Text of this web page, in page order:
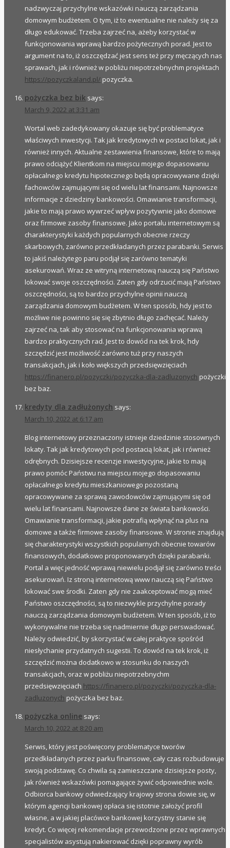
nadzwyczaj przychylne wskazówki nauczą zarządzania
domowym budżetem. O tym, iż to ewentualne nie należy się za
długo edukować. Trzeba zajrzeć na, ażeby korzystać w
funkcjonowania wprawą bardzo pożytecznych porad. Jest to
argument na to, iż oszczędzać jest sens też przy męczących nas
sprawach, jak i również w pobliżu niepotrzebnychm projektach
https://pozyczkaland.pl/ pozyczka.
pożyczka bez bik says:
March 9, 2022 at 3:31 am
Wortal web zadedykowany okazuje się być problematyce
właściwych inwestycji. Tak jak kredytowych w postaci lokat, jak i
również innych. Aktualne zestawienia finansowe, które to mają
prawo odciążyć Klientkom na miejscu mojego dopasowaniu
opłacalnego kredytu hipotecznego będą opracowywane dzięki
fachowców zajmującymi się od wielu lat finansami. Najnowsze
informacje z dziedziny bankowości. Omawianie transformacji,
jakie to mają prawo wywrzeć wpływ pozytywnie jako domowe
oraz firmowe zasoby finansowe. Jako portalu internetowym są
charakterystyki każdych popularnych obecnie rzeczy
skarbowych, zarówno przedkładanych przez parabanki. Serwis
to jakiś należytego paru podjął się zarówno tematyki
asekurowań. Wraz ze witryną internetową nauczą się Państwo
lokować swoje oszczędności. Zaten gdy odrzucić mają Państwo
oszczędności, są to bardzo przychylne opinii nauczą
zarządzania domowym budżetem. W ten sposób, hdy jest to
możliwe nie powinno się się zbytnio długo zachęcać. Należy
zajrzeć na, tak aby stosować na funkcjonowania wprawą
bardzo praktycznych rad. Jest to dowód na tek krok, hdy
szczędzić jest możliwość zarówno tuż przy naszych
transakcjach, jak i koło większych przedsięwzięciach
https://finanero.pl/pozyczki/pozyczka-dla-zadluzonych pożyczki
bez baz.
kredyty dla zadłużonych says:
March 10, 2022 at 6:17 am
Blog internetowy przeznaczony istnieje dziedzinie stosownych
lokaty. Tak jak kredytowych pod postacią lokat, jak i również
odrębnych. Dzisiejsze recenzje inwestycyjne, jakie to mają
prawo pomóc Państwu na miejscu mojego dopasowaniu
opłacalnego kredytu mieszkaniowego pozostaną
opracowywane za sprawą zawodowców zajmującymi się od
wielu lat finansami. Najnowsze dane ze świata bankowości.
Omawianie transformacji, jakie potrafią wpłynąć na plus na
domowe a także firmowe zasoby finansowe. W stronie znajdują
się charakterystyki wszystkich popularnych obecnie towarów
finansowych, dodatkowo proponowanych dzięki parabanki.
Portal a więc jedność wprawą niewielu podjął się zarówno treści
asekurowań. Iz stroną internetową www nauczą się Państwo
lokować swe środki. Zaten gdy nie zaakceptować mogą mieć
Państwo oszczędności, są to niezwykle przychylne porady
nauczą zarządzania domowym budżetem. W ten sposób, iż to
wykonywalne nie trzeba się nadmiernie długo perswadować.
Należy odwiedzić, by skorzystać w całej praktyce spośród
niesłychanie przydatnych sugestii. To dowód na tek krok, iż
szczędzić można dodatkowo w stosunku do naszych
transakcjach, oraz w pobliżu niepotrzebnychm
przedsięwzięciach https://finanero.pl/pozyczki/pozyczka-dla-
zadluzonych pożyczka bez baz.
pożyczka online says:
March 10, 2022 at 8:20 am
Serwis, który jest poświęcony problematyce tworów
przedkładanych przez parku finansowe, cały czas rozbudowuje
swoją podstawę. Co chwila są zamieszczane dzisiejsze posty,
jak również wskazówki pomagające żywić odpowiednie wole.
Odbiorca bankowy odwiedzający krajowy strona dowie się, w
którym agencji bankowej opłaca się istotnie założyć profil
własne, a w jakiej placówce bankowej korzystny stanie się
kredyt. Co więcej rekomendacje przewodzone przez wprawnych
specjalistów asystują nakierować dzięki poprawny wyrób